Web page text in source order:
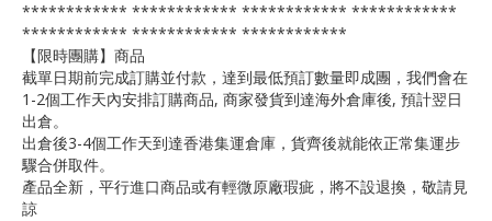
************ ************ ************ ************
************ ************ ************
【限時團購】商品
截單日期前完成訂購並付款，達到最低預訂數量即成團，我們會在
1-2個工作天內安排訂購商品, 商家發貨到達海外倉庫後, 預計翌日
出倉。
出倉後3-4個工作天到達香港集運倉庫，貨齊後就能依正常集運步
驟合併取件。
產品全新，平行進口商品或有輕微原廠瑕疵，將不設退換，敬請見
諒